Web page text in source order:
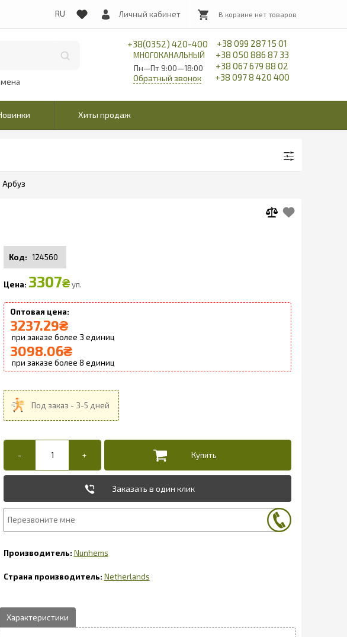
Личный кабинет
+38(0352) 420-400
МНОГОКАНАЛЬНЫЙ
Пн—Пт 9:00—18:00
+38 099 287 15 01
+38 050 886 87 33
+38 067 679 88 02
+38 097 8 420 400
Обратный звонок
Хиты продаж
Арбуз
124560
3307₴ уп.
3237.29₴
3
3098.06₴
8
Заказать в один клик
Nunhems
Netherlands